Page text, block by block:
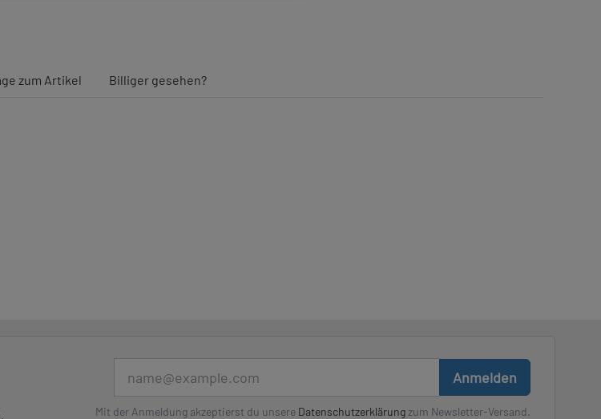
zum Artikel Billiger gesehen?
Anmelden
Mit der Anmeldung akzeptierst du unsere Datenschutzerklärung zum Newsletter-Versand.